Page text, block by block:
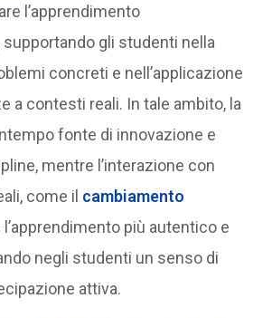
l’apprendimento
gli studenti nella
concreti e nell’applicazione
a contesti reali. In tale ambito, la
fonte di innovazione e
mentre l’interazione con
come il cambiamento
l’apprendimento più autentico e
negli studenti un senso di
attiva.